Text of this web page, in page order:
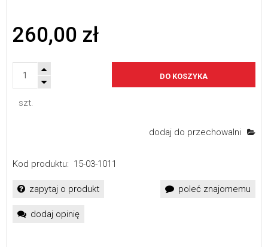
260,00 zł
szt.
DO KOSZYKA
dodaj do przechowalni
Kod produktu: 15-03-1011
zapytaj o produkt poleć znajomemu
dodaj opinię